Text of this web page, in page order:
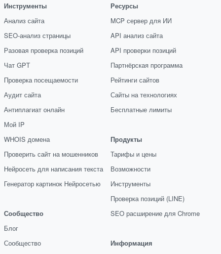
Инструменты
Анализ сайта
SEO-анализ страницы
Разовая проверка позиций
Чат GPT
Проверка посещаемости
Аудит сайта
Антиплагиат онлайн
Мой IP
WHOIS домена
Проверить сайт на мошенников
Нейросеть для написания текста
Генератор картинок Нейросетью
Сообщество
Блог
Сообщество
Ресурсы
MCP сервер для ИИ
API анализ сайта
API проверки позиций
Партнёрская программа
Рейтинги сайтов
Сайты на технологиях
Бесплатные лимиты
Продукты
Тарифы и цены
Возможности
Инструменты
Проверка позиций (LINE)
SEO расширение для Chrome
Информация